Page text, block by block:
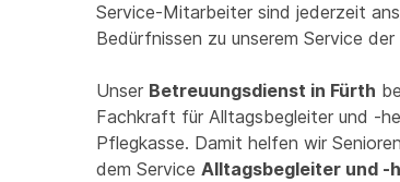
Service-Mitarbeiter sind jederzeit
Bedürfnissen zu unserem Service
Unser Betreuungsdienst in Fürth
Fachkraft für Alltagsbegleiter und -
Pflegkasse. Damit helfen wir
dem Service Alltagsbegleiter und -